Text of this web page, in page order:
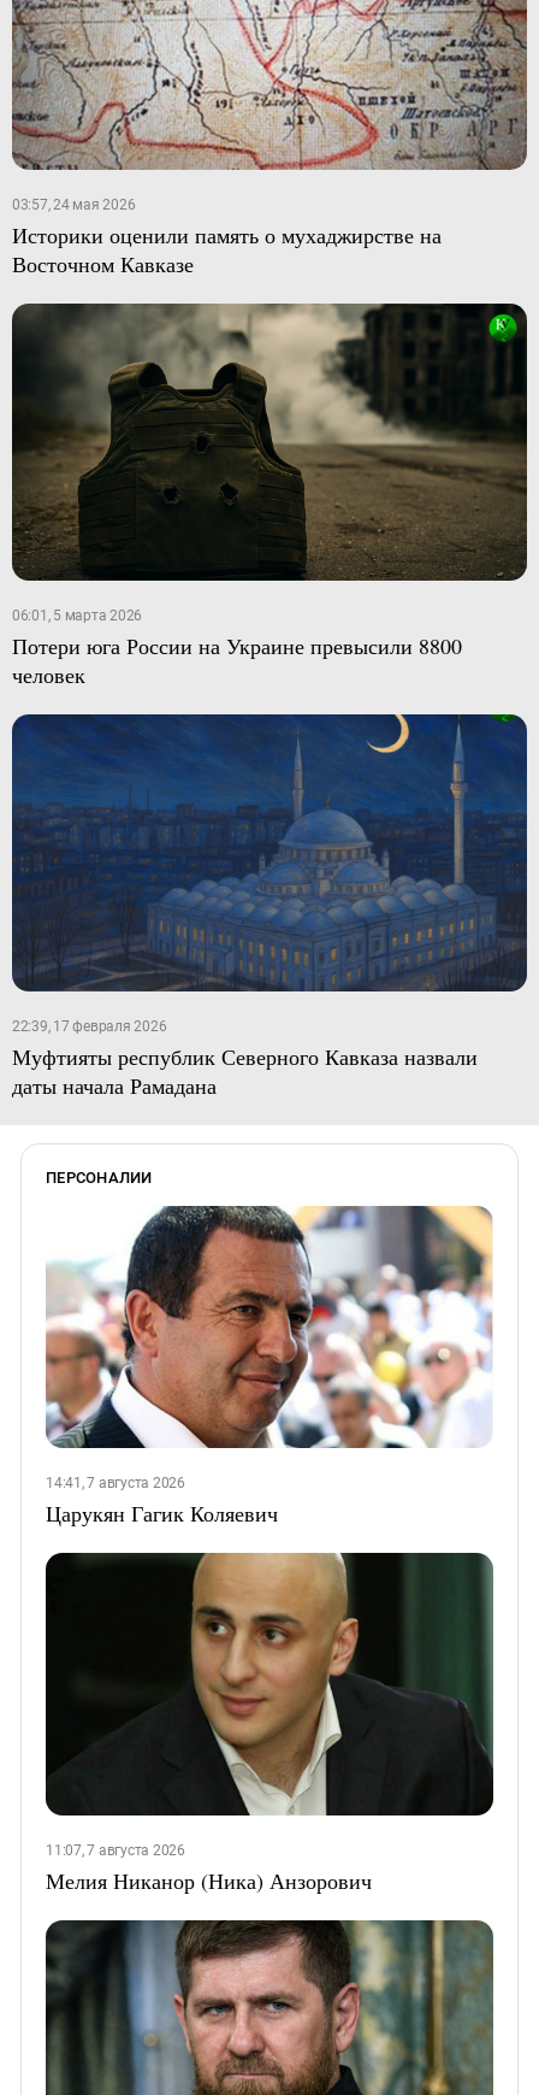
03:57, 24 мая 2026
Историки оценили память о мухаджирстве на
Восточном Кавказе
06:01, 5 марта 2026
Потери юга России на Украине превысили 8800
человек
22:39, 17 февраля 2026
Муфтияты республик Северного Кавказа назвали
даты начала Рамадана
ПЕРСОНАЛИИ
14:41, 7 августа 2026
Царукян Гагик Коляевич
11:07, 7 августа 2026
Мелия Никанор (Ника) Анзорович